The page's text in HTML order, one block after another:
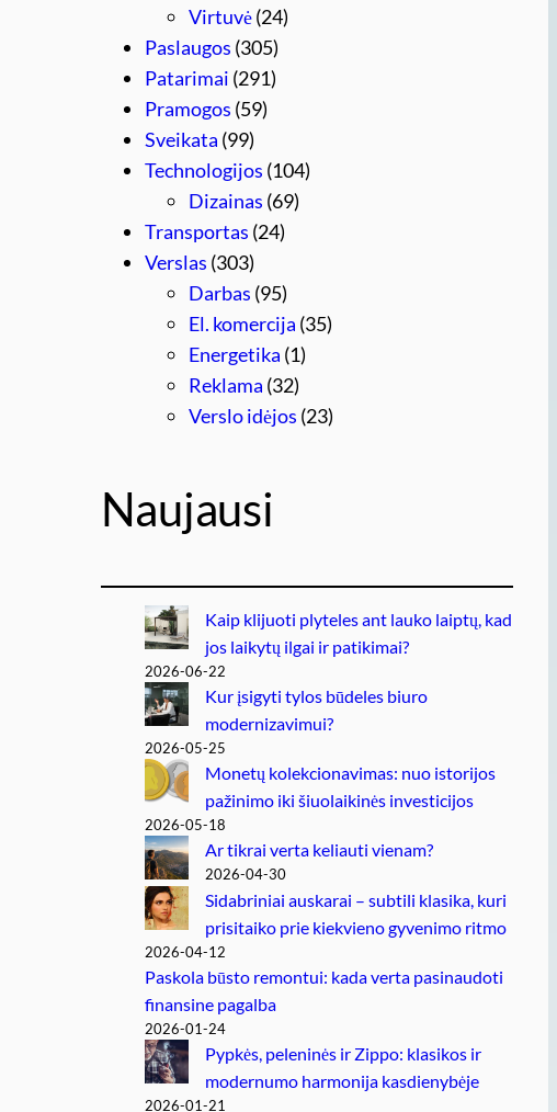
Virtuvė(24)
Paslaugos (305)
Patarimai (291)
Pramogos (59)
Sveikata (99)
Technologijos (104)
Dizainas (69)
Transportas (24)
Verslas (303)
Darbas (95)
El. komercija (35)
Energetika (1)
Reklama (32)
Verslo idėjos (23)
Naujausi
Kaip klijuoti plyteles ant lauko laiptų, kad
jos laikytų ilgai ir patikimai?
2026-06-22
Kur įsigyti tylos būdeles biuro
modernizavimui?
2026-05-25
Monetų kolekcionavimas: nuo istorijos
pažinimo iki šiuolaikinės investicijos
2026-05-18
Ar tikrai verta keliauti vienam?
2026-04-30
Sidabriniai auskarai – subtili klasika, kuri
prisitaiko prie kiekvieno gyvenimo ritmo
2026-04-12
Paskola būsto remontui: kada verta pasinaudoti
finansine pagalba
2026-01-24
Pypkės, peleninės ir Zippo: klasikos ir
modernumo harmonija kasdienybėje
2026-01-21